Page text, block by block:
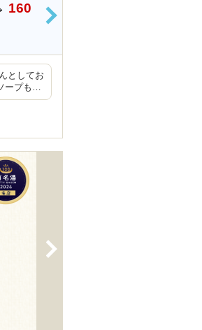
160
>
としてお
ープも…